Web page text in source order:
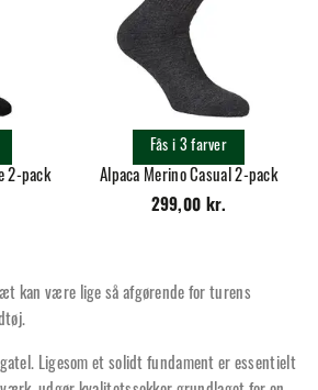
2-pack
Alpaca Merino Casual 2-pack
299,00 kr.
Fås i 3 farver
kan være lige så afgørende for turens
Ligesom et solidt fundament er essentielt